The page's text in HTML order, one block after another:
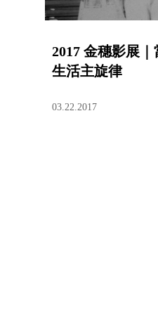
2017 金穗影展
生活主旋律
03.22.2017